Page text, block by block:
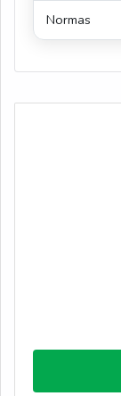
Normas